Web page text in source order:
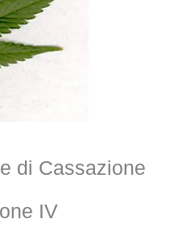
di Cassazione
IV